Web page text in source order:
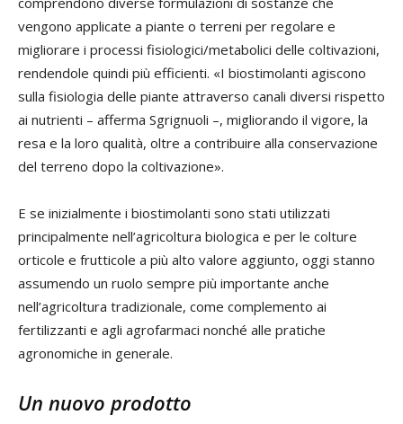
vengono applicate a piante o terreni per regolare e
migliorare i processi fisiologici/metabolici delle coltivazioni,
rendendole quindi più efficienti. «I biostimolanti agiscono
sulla fisiologia delle piante attraverso canali diversi rispetto
ai nutrienti – afferma Sgrignuoli –, migliorando il vigore, la
resa e la loro qualità, oltre a contribuire alla conservazione
del terreno dopo la coltivazione».
E se inizialmente i biostimolanti sono stati utilizzati
principalmente nell’agricoltura biologica e per le colture
orticole e frutticole a più alto valore aggiunto, oggi stanno
assumendo un ruolo sempre più importante anche
nell’agricoltura tradizionale, come complemento ai
fertilizzanti e agli agrofarmaci nonché alle pratiche
agronomiche in generale.
Un nuovo prodotto